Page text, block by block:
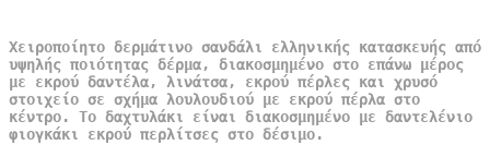
Χειροποίητο δερμάτινο σανδάλι ελληνικής κατασκευής από
υψηλής ποιότητας δέρμα, διακοσμημένο στο επάνω μέρος
με εκρού δαντέλα, λινάτσα, εκρού πέρλες και χρυσό
στοιχείο σε σχήμα λουλουδιού με εκρού πέρλα στο
κέντρο. Το δαχτυλάκι είναι διακοσμημένο με δαντελένιο
φιογκάκι εκρού περλίτσες στο δέσιμο.